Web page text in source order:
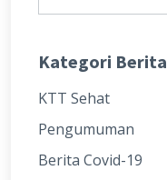
Kategori Berita
KTT Sehat
Pengumuman
Berita Covid-19